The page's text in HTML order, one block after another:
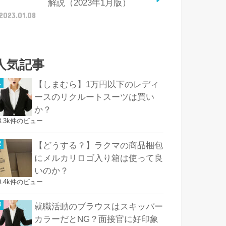
解説（2023年1月版）
気記事
【しまむら】1万円以下のレディ
ースのリクルートスーツは買い
か？
件のビュー
【どうする？】ラクマの商品梱包
にメルカリロゴ入り箱は使って良
いのか？
件のビュー
就職活動のブラウスはスキッパー
カラーだとNG？面接官に好印象